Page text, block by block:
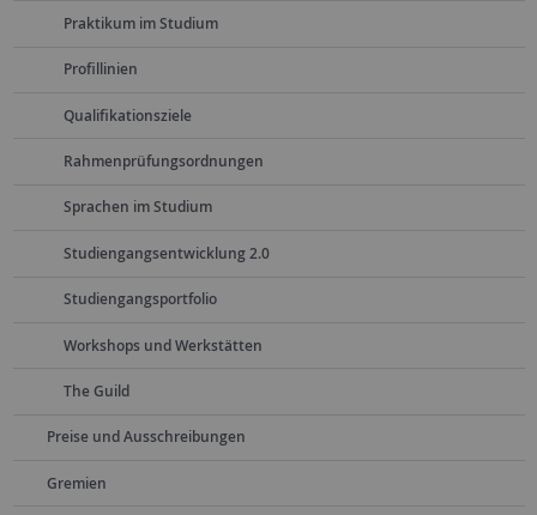
Praktikum im Studium
Profillinien
Qualifikationsziele
Rahmenprüfungsordnungen
Sprachen im Studium
Studiengangsentwicklung 2.0
Studiengangsportfolio
Workshops und Werkstätten
The Guild
Preise und Ausschreibungen
Gremien